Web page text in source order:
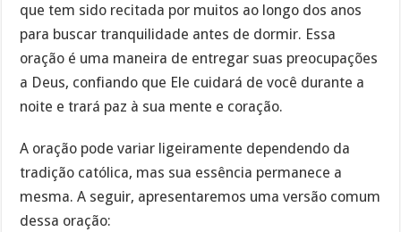
que tem sido recitada por muitos ao longo dos anos
para buscar tranquilidade antes de dormir. Essa
oração é uma maneira de entregar suas preocupações
a Deus, confiando que Ele cuidará de você durante a
noite e trará paz à sua mente e coração.
A oração pode variar ligeiramente dependendo da
tradição católica, mas sua essência permanece a
mesma. A seguir, apresentaremos uma versão comum
dessa oração: